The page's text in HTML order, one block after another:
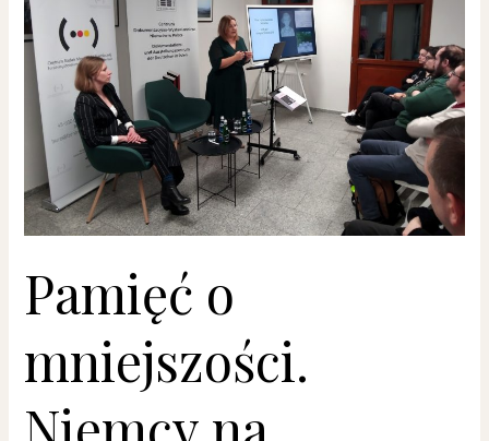
Pamięć o
mniejszości.
na
Górnym
Śląsku